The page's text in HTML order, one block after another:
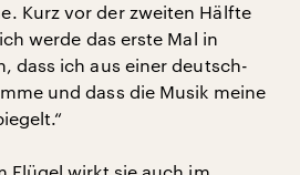
Kurz vor der zweiten Hälfte
werde das erste Mal in
dass ich aus einer deutsch-
und dass die Musik meine